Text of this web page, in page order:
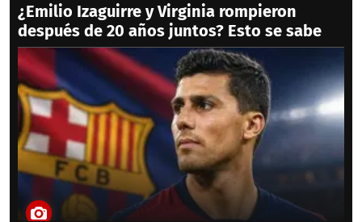
¿Emilio Izaguirre y Virginia rompieron
después de 20 años juntos? Esto se sabe